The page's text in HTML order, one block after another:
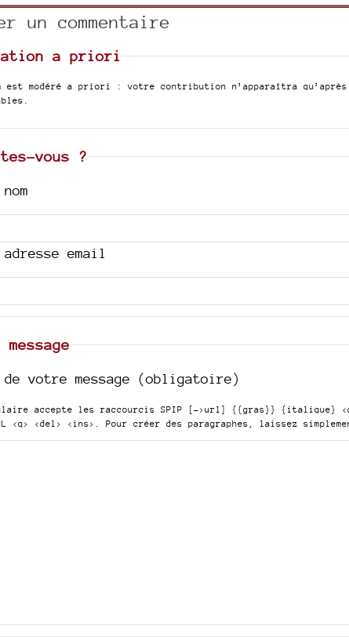
un commentaire
a priori
est modéré a priori : votre contribution n’apparaîtra
vous ?
email
de votre message (obligatoire)
accepte les raccourcis SPIP [->url] {{gras}} {italique}
<q> <del> <ins> . Pour créer des paragraphes, laissez